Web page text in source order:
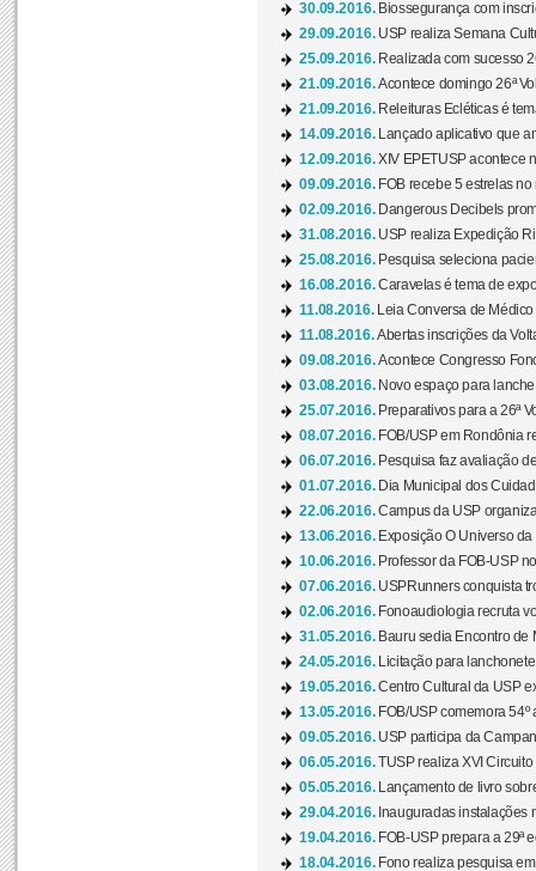
30.09.2016. Biossegurança com
29.09.2016. USP realiza Semana
25.09.2016. Realizada com sucesso
21.09.2016.Acontece domingo 26ª
21.09.2016. Releituras Ecléticas é
14.09.2016.
Lançado aplicativo que
12.09.2016.XIV EPETUSP acontece
09.09.2016. FOB recebe 5 estrelas
02.09.2016. Dangerous Decibels
31.08.2016. USP realiza Expedição
25.08.2016. Pesquisa seleciona
16.08.2016.Caravelas é tema de
11.08.2016.
Leia Conversa de
11.08.2016.Abertas inscrições da
09.08.2016.Acontece Congresso
03.08.2016. Novo espaço para
25.07.2016. Preparativos para a 26ª
08.07.2016. FOB/USP em Rondônia
06.07.2016. Pesquisa faz avaliação
01.07.2016. Dia Municipal dos
22.06.2016.Campus da USP
13.06.2016. Exposição O Universo
10.06.2016. Professor da FOB-USP
07.06.2016. USPRunners conquista
02.06.2016. Fonoaudiologia recruta
31.05.2016. Bauru sedia Encontro de
24.05.2016.
Licitação para
19.05.2016.Centro Cultural da USP
13.05.2016. FOB/USP comemora
09.05.2016. USP participa da
06.05.2016.TUSP realiza XVI Circuito
05.05.2016.
Lançamento de livro
29.04.2016. Inauguradas instalações
19.04.2016. FOB-USP prepara a 29ª
18.04.2016. Fono realiza pesquisa